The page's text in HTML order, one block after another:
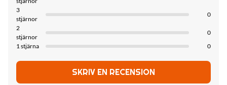
3
stjärnor
0
2
stjärnor
0
1 stjärna
0
SKRIV EN RECENSION